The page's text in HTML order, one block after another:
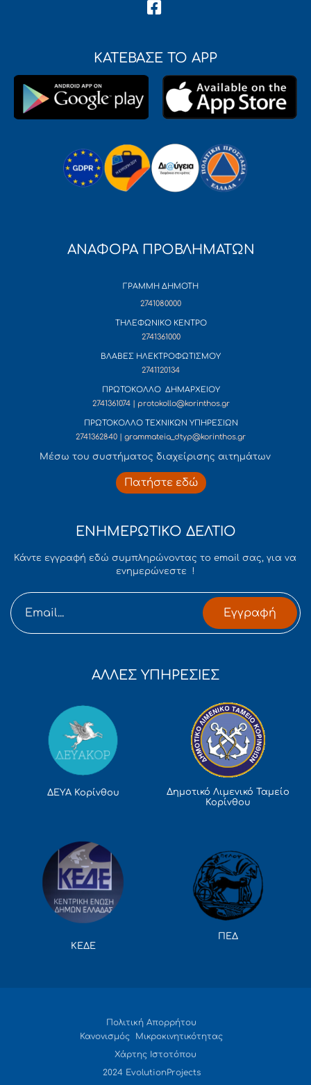
ΚΑΤΕΒΑΣΕ ΤΟ APP
ΑΝΑΦΟΡΑ ΠΡΟΒΛΗΜΑΤΩΝ
ΓΡΑΜΜΗ ΔΗΜΟΤΗ
2741080000
ΤΗΛΕΦΩΝΙΚΟ ΚΕΝΤΡΟ
2741361000
ΒΛΑΒΕΣ ΗΛΕΚΤΡΟΦΩΤΙΣΜΟΥ
2741120134
ΠΡΩΤΟΚΟΛΛΟ ΔΗΜΑΡΧΕΙΟΥ
2741361074 | protokollo@korinthos.gr
ΠΡΩΤΟΚΟΛΛΟ ΤΕΧΝΙΚΩΝ ΥΠΗΡΕΣΙΩΝ
2741362840 | grammateia_dtyp@korinthos.gr
Mέσω του συστήματος διαχείρισης αιτημάτων
Πατήστε εδώ
ΕΝΗΜΕΡΩΤΙΚΟ ΔΕΛΤΙΟ
Κάντε εγγραφή εδώ συμπληρώνοντας το email σας, για να
ενημερώνεστε !
Εγγραφή
ΑΛΛΕΣ ΥΠΗΡΕΣΙΕΣ
ΔΕΥΑ Κορίνθου
Δημοτικό Λιμενικό Ταμείο
Κορίνθου
ΚΕΔΕ
ΠΕΔ
Πολιτική Απορρήτου
Κανονισμός Μικροκινητικότητας
Χάρτης Ιστοτόπου
2024 EvolutionProjects